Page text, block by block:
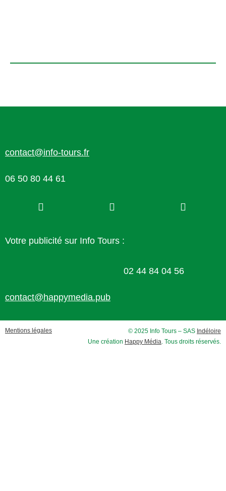
contact@info-tours.fr
06 50 80 44 61
Votre publicité sur Info Tours :
02 44 84 04 56
contact@happymedia.pub
Mentions légales © 2025 Info Tours – SAS Indéloire
Une création Happy Média. Tous droits réservés.